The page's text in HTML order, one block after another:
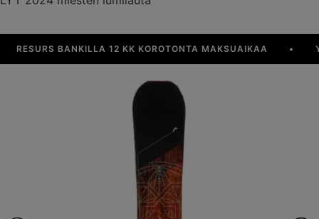
RESURS BANKILLA 12 KK KOROTONTA MAKSUAIKAA